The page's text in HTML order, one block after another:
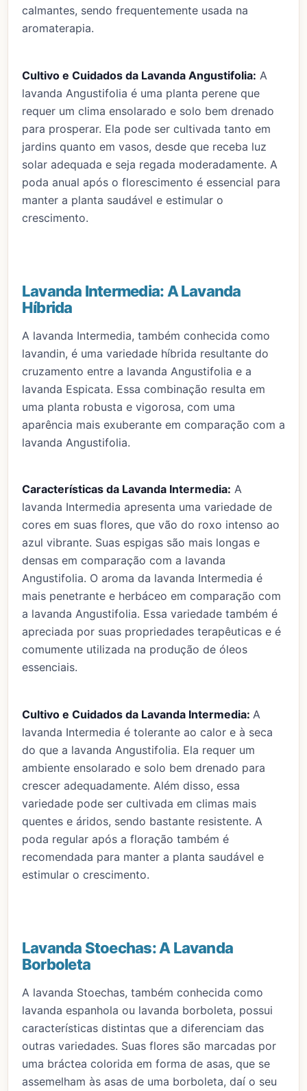
calmantes, sendo frequentemente usada na
aromaterapia.
Cultivo e Cuidados da Lavanda Angustifolia: A
lavanda Angustifolia é uma planta perene que
requer um clima ensolarado e solo bem drenado
para prosperar. Ela pode ser cultivada tanto em
jardins quanto em vasos, desde que receba luz
solar adequada e seja regada moderadamente. A
poda anual após o florescimento é essencial para
manter a planta saudável e estimular o
crescimento.
Lavanda Intermedia: A Lavanda
Híbrida
A lavanda Intermedia, também conhecida como
lavandin, é uma variedade híbrida resultante do
cruzamento entre a lavanda Angustifolia e a
lavanda Espicata. Essa combinação resulta em
uma planta robusta e vigorosa, com uma
aparência mais exuberante em comparação com a
lavanda Angustifolia.
Características da Lavanda Intermedia: A
lavanda Intermedia apresenta uma variedade de
cores em suas flores, que vão do roxo intenso ao
azul vibrante. Suas espigas são mais longas e
densas em comparação com a lavanda
Angustifolia. O aroma da lavanda Intermedia é
mais penetrante e herbáceo em comparação com
a lavanda Angustifolia. Essa variedade também é
apreciada por suas propriedades terapêuticas e é
comumente utilizada na produção de óleos
essenciais.
Cultivo e Cuidados da Lavanda Intermedia: A
lavanda Intermedia é tolerante ao calor e à seca
do que a lavanda Angustifolia. Ela requer um
ambiente ensolarado e solo bem drenado para
crescer adequadamente. Além disso, essa
variedade pode ser cultivada em climas mais
quentes e áridos, sendo bastante resistente. A
poda regular após a floração também é
recomendada para manter a planta saudável e
estimular o crescimento.
Lavanda Stoechas: A Lavanda
Borboleta
A lavanda Stoechas, também conhecida como
lavanda espanhola ou lavanda borboleta, possui
características distintas que a diferenciam das
outras variedades. Suas flores são marcadas por
uma bráctea colorida em forma de asas, que se
assemelham às asas de uma borboleta, daí o seu